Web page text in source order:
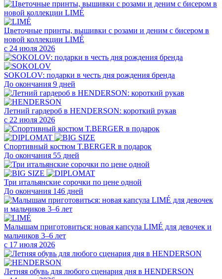
Цветочные принты, вышивки с розами и деним с бисером в
новой коллекции LIMÉ
с 24 июля 2026
SOKOLOV: подарки в честь дня рождения бренда
До окончания 9 дней
Летний гардероб в HENDERSON: короткий рукав
с 22 июля 2026
Cпортивный костюм T.BERGER в подарок
До окончания 55 дней
Три итальянские сорочки по цене одной
До окончания 146 дней
Малышам приготовиться: новая капсула LIMÉ для девочек и
мальчиков 3–6 лет
с 17 июля 2026
Летняя обувь для любого сценария дня в HENDERSON